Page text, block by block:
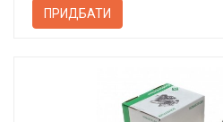
ПРИДБАТИ